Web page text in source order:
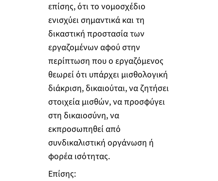
επίσης, ότι το νομοσχέδιο
ενισχύει σημαντικά και τη
δικαστική προστασία των
εργαζομένων αφού στην
περίπτωση που ο εργαζόμενος
θεωρεί ότι υπάρχει μισθολογική
διάκριση, δικαιούται, να ζητήσει
στοιχεία μισθών, να προσφύγει
στη δικαιοσύνη, να
εκπροσωπηθεί από
συνδικαλιστική οργάνωση ή
φορέα ισότητας.
Επίσης: